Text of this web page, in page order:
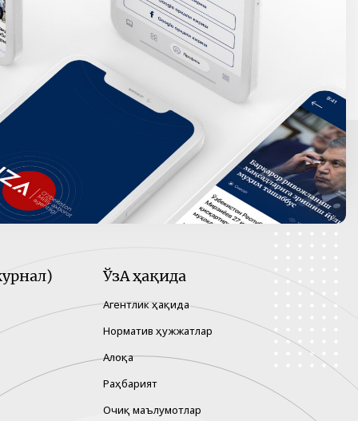
ЎзА ҳақида
Агентлик ҳақида
Норматив ҳужжатлар
Алоқа
Раҳбарият
Очиқ маълумотлар